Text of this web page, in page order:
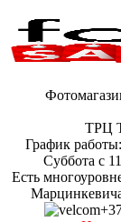
ТРЦ
График
Суббота с
Есть